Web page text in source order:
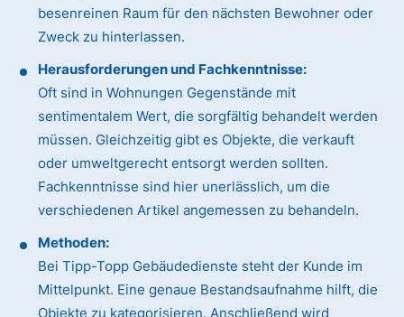
besenreinen Raum für den nächsten Bewohner oder
Zweck zu hinterlassen.
Herausforderungen und Fachkenntnisse:
Oft sind in Wohnungen Gegenstände mit
sentimentalem Wert, die sorgfältig behandelt werden
müssen. Gleichzeitig gibt es Objekte, die verkauft
oder umweltgerecht entsorgt werden sollten.
Fachkenntnisse sind hier unerlässlich, um die
verschiedenen Artikel angemessen zu behandeln.
Methoden:
Bei Tipp-Topp Gebäudedienste steht der Kunde im
Mittelpunkt. Eine genaue Bestandsaufnahme hilft, die
Objekte zu kategorisieren. Anschließend wird